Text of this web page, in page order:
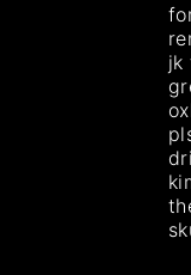
jk